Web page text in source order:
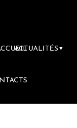
ACTUALITÉS ▼